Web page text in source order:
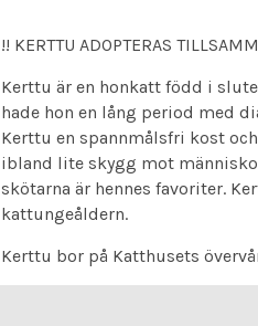
!! KERTTU ADOPTERAS
Kerttu är en honkatt född i
hade hon en lång period med
Kerttu en spannmålsfri kost
ibland lite skygg mot
skötarna är hennes favoriter.
kattungeåldern.
Kerttu bor på Katthusets